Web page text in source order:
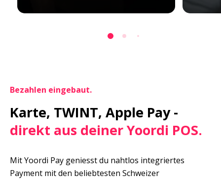
Bezahlen eingebaut.
Karte, TWINT, Apple Pay -
direkt aus deiner Yoordi POS.
Mit Yoordi Pay geniesst du nahtlos integriertes
Payment mit den beliebtesten Schweizer